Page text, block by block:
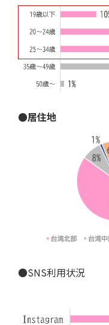
●居住地
●SNS利用状況